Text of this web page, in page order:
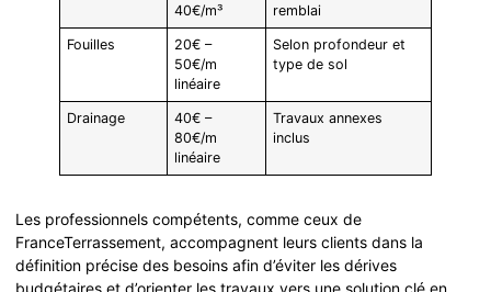
40€/m³
remblai
Fouilles
20€ –
50€/m
linéaire
Selon profondeur et
type de sol
Drainage
40€ –
80€/m
linéaire
Travaux annexes
inclus
Les professionnels compétents, comme ceux de
FranceTerrassement, accompagnent leurs clients dans la
définition précise des besoins afin d’éviter les dérives
budgétaires et d’orienter les travaux vers une solution clé en